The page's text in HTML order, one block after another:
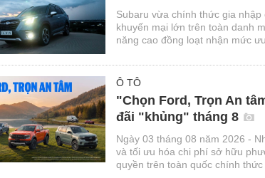
Subaru vừa chính thức gia
khuyến mại lớn trên toàn danh
năng cao đồng loạt nhận mức
Ô TÔ
"Chọn Ford, Trọn An
đãi "khủng" tháng 8
Ngày 03 tháng 08 năm 2026 -
và tối ưu hóa chi phí sở hữu
quyền trên toàn quốc chính